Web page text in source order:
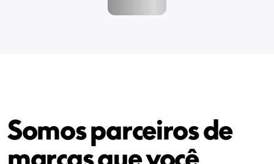
Somos parceiros de
marcas que você